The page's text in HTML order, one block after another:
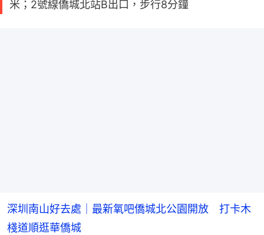
米；2號線僑城北站B出口，步行8分鐘
深圳南山好去處｜最新氧吧僑城北公園開放 打卡木
棧道順逛華僑城